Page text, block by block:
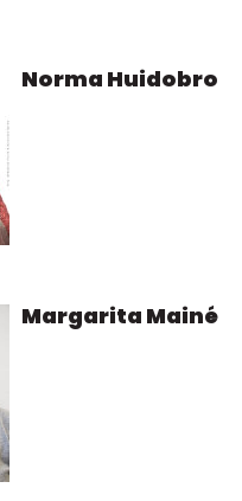
Norma Huidobro
Margarita Mainé